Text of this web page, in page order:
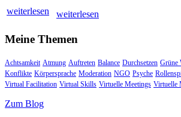
weiterlesen
weiterlesen
Meine Themen
Achtsamkeit Atmung Auftreten Balance Durchsetzen Grüne
Konflikte Körpersprache Moderation NGO Psyche
Virtual Facilitation Virtual Skills Virtuelle Meetings Virtuelle
Zum Blog